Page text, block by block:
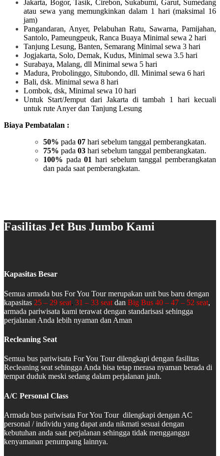
Jakarta, Bogor, Tasik, Cirebon, Sukabumi, Garut, Sumedang
atau sewa yang memungkinkan dalam 1 hari (maksimal 16
jam)
Pangandaran, Anyer, Pelabuhan Ratu, Sawarna, Pamijahan,
Santolo, Pameungpeuk, Ranca Buaya Minimal sewa 2 hari
Tanjung Lesung, Banten, Semarang Minimal sewa 3 hari
Jogjakarta, Solo, Demak, Kudus, Minimal sewa 3.5 hari
Surabaya, Malang, dll Minimal sewa 5 hari
Madura, Probolinggo, Situbondo, dll. Minimal sewa 6 hari
Bali, dsk. Minimal sewa 8 hari
Lombok, dsk, Minimal sewa 10 hari
Untuk Start/Jemput dari Jakarta di tambah 1 hari kecuali
untuk rute Anyer dan Tanjung Lesung
Biaya Pembatalan :
50% pada 07 hari sebelum tanggal pemberangkatan.
75% pada 03 hari sebelum tanggal pemberangkatan.
100% pada01 hari sebelum tanggal pemberangkatan
dan pada saat pemberangkatan.
Fasilitas Jet Bus Jumbo Kami
Kapasitas Besar
Semua armada bus For You Tour merupakan unit bus baru dengan
kapasitas 25 – 29 seat, 31 – 33 seat dan Big Bus 40 – 47 – 52 seat,
armada pariwisata kami terawat dengan standarisasi sehingga
perjalanan Anda lebih nyaman dan Aman
Recleaning Seat
Semua bus pariwisata For You Tour dilengkapi dengan fasilitas
Recleaning seat sehingga Anda bisa tetap merasa nyaman berada di
tempat duduk meski sedang dalam perjalanan jauh.
A/C Personal Class
Armada bus pariwisata For You Tour dilengkapi dengan AC
personal / individu yang dapat anda nikmati sesuai dengan
kebutuhan anda saat perjalanan sehingga tidak mengganggu
kenyamanan penumpang lainnya.